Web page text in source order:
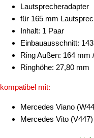
Lautsprecheradapter
für 165 mm
Inhalt: 1 Paar
Einbauausschnitt:
Ring Außen: 164 mm
Ringhöhe: 27,80 mm
kompatibel mit:
Mercedes Viano
Mercedes Vito